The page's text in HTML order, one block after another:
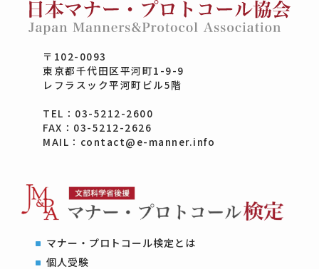
〒102-0093
東京都千代田区平河町1-9-9
レフラスック平河町ビル5階
TEL：03-5212-2600
FAX：03-5212-2626
MAIL：contact@e-manner.info
マナー・プロトコール検定とは
個人受験